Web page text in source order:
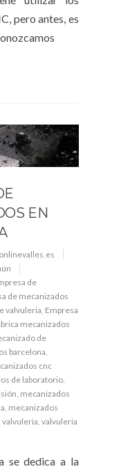
pero antes, es
EN
de
de mecanizados
valvuleria, Empresa
mecanizados
de
barcelona,
cnc
de laboratorio,
, mecanizados
, mecanizados
valvuleria, valvuleria
se dedica a la